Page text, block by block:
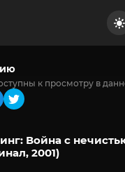
к просмотру в
Война с
2001)